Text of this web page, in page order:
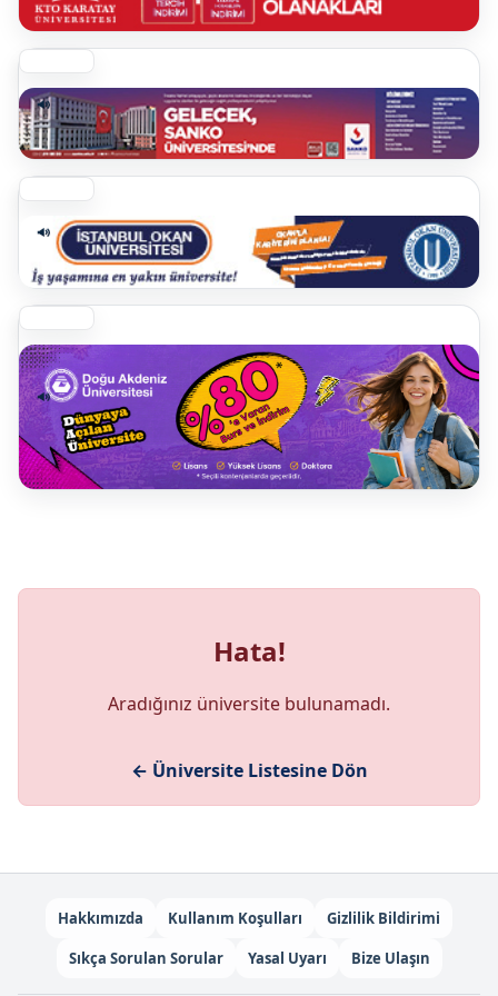
Hata!
Aradığınız üniversite bulunamadı.
← Üniversite Listesine Dön
Hakkımızda Kullanım Koşulları
Gizlilik Bildirimi
Sıkça Sorulan Sorular
Yasal Uyarı Bize Ulaşın